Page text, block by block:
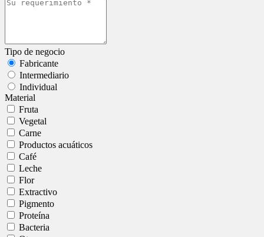
Tipo de negocio
Fabricante
Intermediario
Individual
Material
Fruta
Vegetal
Carne
Productos acuáticos
Café
Leche
Flor
Extractivo
Pigmento
Proteína
Bacteria